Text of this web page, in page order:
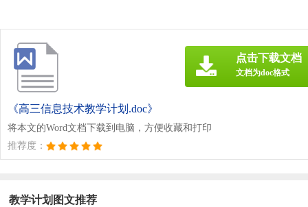
《高三信息技术教学计划.doc》
将本文的Word文档下载到电脑，方便收藏和打印
推荐度：
点击下载文档
文档为doc格式
教学计划图文推荐